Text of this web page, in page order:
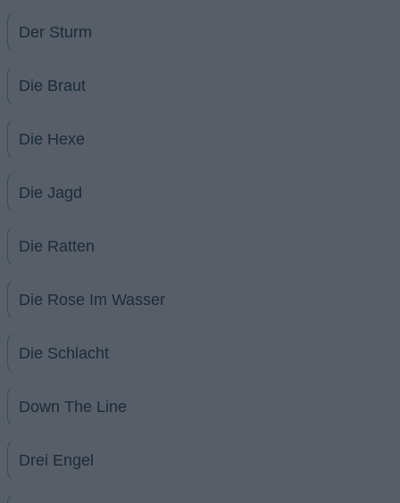
Der Sturm
Die Braut
Die Hexe
Die Jagd
Die Ratten
Die Rose Im Wasser
Die Schlacht
Down The Line
Drei Engel